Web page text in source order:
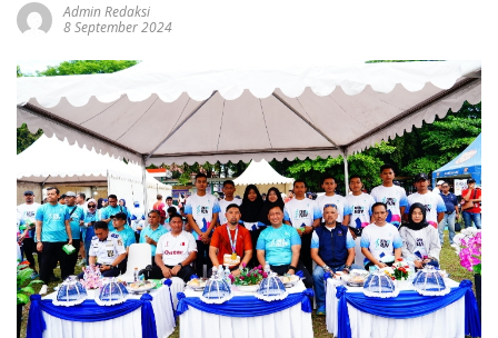
Admin Redaksi
8 September 2024